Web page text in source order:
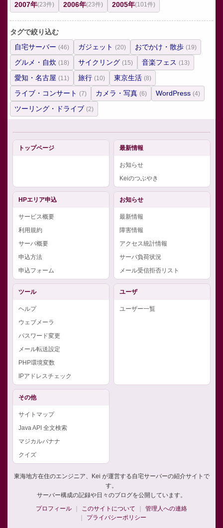
2007年(23件) 2006年(23件) 2005年(101件)
タグで絞り込む
自宅サーバー (46) ガジェット (20) おでかけ・散歩 (19)
グルメ・自炊 (18) サイクリング (15) 音楽フェス (13)
愛知・名古屋 (11) 旅行 (10) 東京生活 (8)
ライブ・コンサート (7) カメラ・写真 (6) WordPress (4)
ツーリング・ドライブ (2)
トップページ 最新情報
お知らせ
Keiのつぶやき
HPエリア申込
サービス概要
利用規約
サーバ概要
申込方法
申込フォーム
お知らせ
最新情報
障害情報
アクセス統計情報
サーバ負荷状況
メール受信拒否リスト
ツール
ヘルプ
ウェブメーラ
パスワード変更
メール転送設定
PHP環境変数
IPアドレスチェック
ユーザ
ユーザー一覧
その他
サイトマップ
Java API 全文検索
マジカルバナナ
クイズ
東海地方在住のエンジニア、Kei が運営する自宅サーバーの紹介サイトで
す。
サーバー構成の記録や日々のブログを公開しています。
プロフィール
このサイトについて
管理人への連絡
プライバシーポリシー